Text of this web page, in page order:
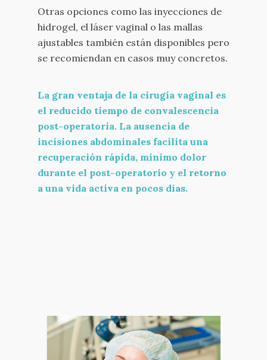
Otras opciones como las inyecciones de
hidrogel, el láser vaginal o las mallas
ajustables también están disponibles pero
se recomiendan en casos muy concretos.
La gran ventaja de la cirugía vaginal es
el reducido tiempo de convalescencia
post-operatoria. La ausencia de
incisiones abdominales facilita una
recuperación rápida, mínimo dolor
durante el post-operatorio y el retorno
a una vida activa en pocos días.